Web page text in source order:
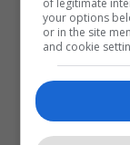
Korab Shaqiri
of legitimate
your options
or in the site
and cookie